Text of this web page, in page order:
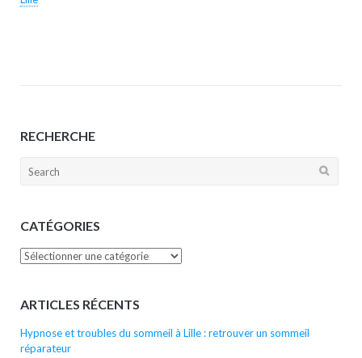
RECHERCHE
for:
CATÉGORIES
Catégories
ARTICLES RÉCENTS
Hypnose et troubles du sommeil à Lille : retrouver un sommeil
réparateur